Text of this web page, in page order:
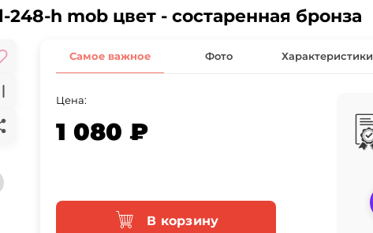
h mob цвет - состаренная бронза
Самое важное Фото Характеристики
Цена:
1 080 ₽
В корзину